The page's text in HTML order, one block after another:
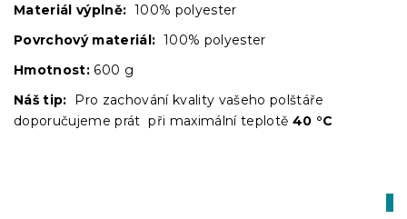
Materiál výplně: 100% polyester
Povrchový materiál: 100% polyester
Hmotnost: 600 g
Náš tip: Pro zachování kvality vašeho polštáře
doporučujeme prát při maximální teplotě 40 °C